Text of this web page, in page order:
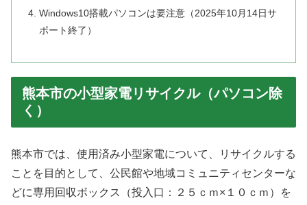
Windows10搭載パソコンは要注意（2025年10月14日サ
ポート終了）
熊本市の小型家電リサイクル（パソコン除
く）
熊本市では、使用済み小型家電について、リサイクルする
ことを目的として、公民館や地域コミュニティセンターな
どに専用回収ボックス（投入口：２５ｃｍ×１０ｃｍ）を